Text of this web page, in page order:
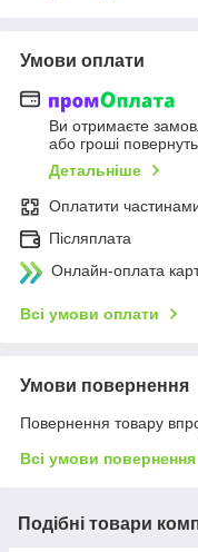
Умови оплати
Ви отримаєте
або гроші
Детальніше
Оплатити
Післяплата
Онлайн-оплата
Всі умови оплати
Умови повернення
Повернення товару
Всі умови повернення
Подібні товари